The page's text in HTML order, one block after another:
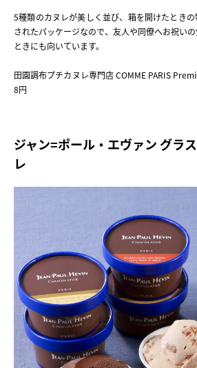
5種類のカヌレが美しく並び、箱を開けたとき
されたパッケージなので、友人や同僚へお祝い
ときにも向いています。
田園調布プチカヌレ専門店 COMME PARIS
8円
ジャン=ポール・エヴァン グラ
レ